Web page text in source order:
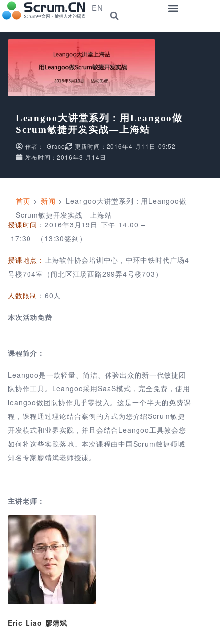
EN
Leangoo大讲堂系列：用Leangoo做
Scrum敏捷开发实战—上海站
作者： Grace
更新时间：2016年4 月11日 09:52
发布时间：2016年3 月14日
首页 > 新闻 > Leangoo大讲堂系列：用Leangoo做
Scrum敏捷开发实战—上海站
授课时间 ：2016年3月19日 下午 14:00 –
17:30 （13:30签到）
授课地点：
上海软件协会培训中心，中环中铁时代广场4
号楼704室（闸北区江场西路299弄4号楼703）
人数限制 ：60人
本次活动免费
课程简介：
Leangoo是一款轻量、简洁、体验出众的新一代敏捷团
队协作工具。Leangoo采用SaaS模式，完全免费，使用
leangoo做团队协作几乎零投入。这是一个半天的免费课
程，课程通过理论结合案例的方式为您介绍Scrum敏捷
开发模式和业界实践，并且会结合Leangoo工具教会您
如何将这些实践落地。本次课程由中国Scrum敏捷领域
知名专家廖靖斌老师授课。
主讲老师：
Eric Liao 廖靖斌